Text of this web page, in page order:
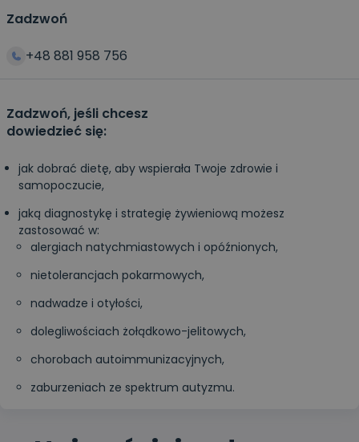
Zadzwoń
+48 881 958 756
Zadzwoń, jeśli chcesz
dowiedzieć się:
jak dobrać dietę, aby wspierała Twoje zdrowie i
samopoczucie,
jaką diagnostykę i strategię żywieniową możesz
zastosować w:
alergiach natychmiastowych i opóźnionych,
nietolerancjach pokarmowych,
nadwadze i otyłości,
dolegliwościach żołądkowo-jelitowych,
chorobach autoimmunizacyjnych,
zaburzeniach ze spektrum autyzmu.